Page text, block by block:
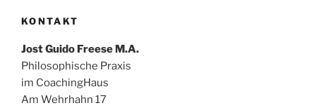
KONTAKT
Jost Guido Freese M.A.
Philosophische Praxis
im CoachingHaus
Am Wehrhahn 17